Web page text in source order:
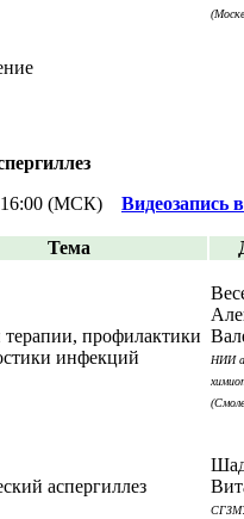
16:00 (МСК) Видеозапись
Тема
профилактики
инфекций
НИИ
аспергиллез